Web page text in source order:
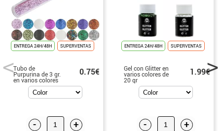
ENTREGA 24H/48H SUPERVENTAS
Tubo de
Purpurina de 3 gr.
en varios colores
0.75€
- +
ENTREGA 24H/48H SUPERVENTAS
Gel con Glitter en
varios colores de
20 gr
1.99€
- +